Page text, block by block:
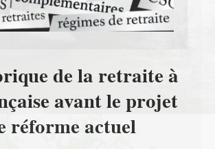
de la retraite à
avant le projet
réforme actuel